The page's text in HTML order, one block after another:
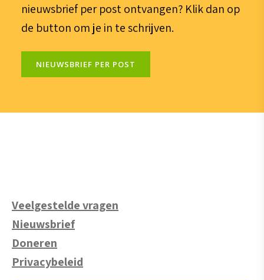
nieuwsbrief per post ontvangen? Klik dan op
de button om je in te schrijven.
NIEUWSBRIEF PER POST
Veelgestelde vragen
Nieuwsbrief
Doneren
Privacybeleid